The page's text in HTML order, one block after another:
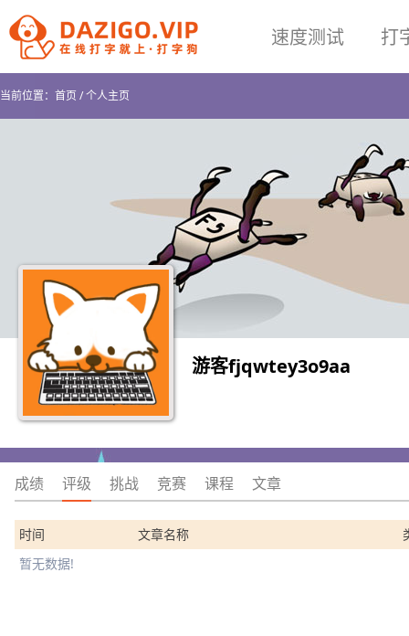
速度测试 打
当前位置： 首页/个人主页
游客fjqwtey3o9aa
成绩 评级 挑战 竞赛 课程 文章
时间 文章名称
暂无数据!